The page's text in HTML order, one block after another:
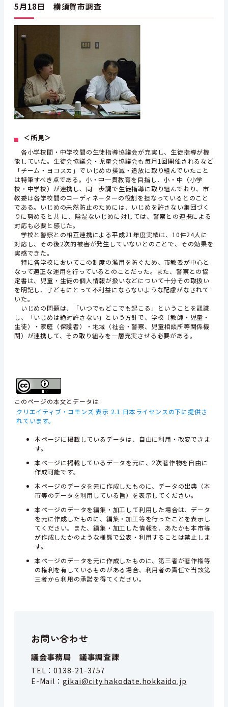
5月18日 横須賀市調査
＜所見＞
各小学校間・中学校間の生徒指導協議会が充実し、生徒指導が機
能していた。生徒会協議会・児童会協議会も毎月1回開催されるなど
「チーム・ヨコスカ」でいじめの撲滅・追放に取り組んでいたこと
は特筆すべき点である。小・中一貫教育を目指し、小・中（小学
校・中学校）が連携し、同一歩調で生徒指導に取り組んでおり、市
教委は各学校間のコーディネーターの役割を担なっているとのこと
である。いじめの未然防止のためには、いじめを許さない集団づく
りに努めると共 に、陰湿ないじめに対しては、警察との連携による
対応も必要と感じた。
学校と警察との相互連携による平成21年度実績は、10件24人に
対応し、その後2次的被害が発生していないとのことで、その効果を
実感できた。
特に各学校においてこの制度の濫用を防ぐため、市教委が中心と
なって適正な運用を行っているとのことだった。また、警察との協
定書は、児童・生徒の個人情報が扱いなどについて十分その取扱い
を明記し、子どもにとって不利益にならないような配慮がなされて
いた。
いじめの問題は、「いつでもどこでも起こる」ということを認識
し、「いじめは絶対許さない」という方針で、学校（教師・児童・
生徒）・家庭（保護者）・地域（社会・警察、児童相談所等関係機
関）が連携して、その取り組みを一層充実させる必要がある。
このページの本文とデータは
クリエイティブ・コモンズ 表示 2.1 日本ライセンスの下に提供さ
れています。
本ページに掲載しているデータは、自由に利用・改変できま
す。
本ページに掲載しているデータを元に、2次著作物を自由に
作成可能です。
本ページのデータを元に作成したものに、データの出典（本
市等のデータを利用している旨）を表示してください。
本ページのデータを編集・加工して利用した場合は、データ
を元に作成したものに、編集・加工等を行ったことを表示し
てください。また、編集・加工した情報を、あたかも本市等
が作成したかのような様態で公表・利用することは禁止しま
す。
本ページのデータを元に作成したものに、第三者が著作権等
の権利を有しているものがある場合、利用者の責任で当該第
三者から利用の承諾を得てください。
お問い合わせ
議会事務局 議事調査課
TEL：0138-21-3757
E-Mail： gikai@city.hakodate.hokkaido.jp